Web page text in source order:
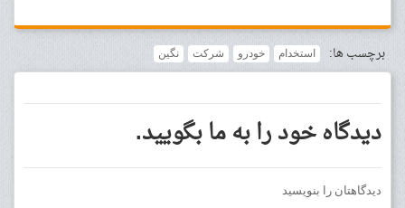
برچسب ها: استخدام خودرو شرکت نگین
دیدگاه خود را به ما بگویید.
دیدگاهتان را بنویسید